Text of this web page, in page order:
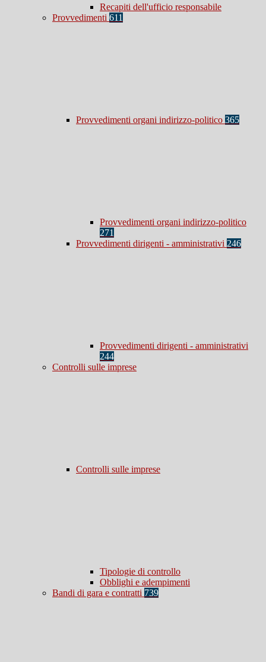
Recapiti dell'ufficio responsabile
Provvedimenti 611
Provvedimenti organi indirizzo-politico 365
Provvedimenti organi indirizzo-politico
271
Provvedimenti dirigenti - amministrativi 246
Provvedimenti dirigenti - amministrativi
244
Controlli sulle imprese
Controlli sulle imprese
Tipologie di controllo
Obblighi e adempimenti
Bandi di gara e contratti 739